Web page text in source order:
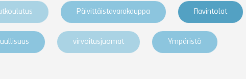
Päivittäistavarakauppa Ravintolat
virvoitusjuomat Ympäristö